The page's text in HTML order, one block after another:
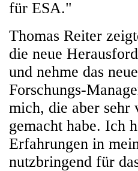
für ESA."
Thomas Reiter
die neue
und nehme das
Forschungs-
mich, die aber sehr
gemacht habe. Ich
Erfahrungen in
nutzbringend für